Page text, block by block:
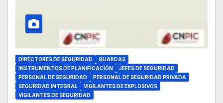
DIRECTORES DE SEGURIDAD
GUARDAS
INSTRUMENTOS DE PLANIFICACIÓN
JEFES DE SEGURIDAD
PERSONAL DE SEGURIDAD
PERSONAL DE SEGURIDAD PRIVADA
SEGURIDAD INTEGRAL
VIGILANTES DE EXPLOSIVOS
VIGILANTES DE SEGURIDAD